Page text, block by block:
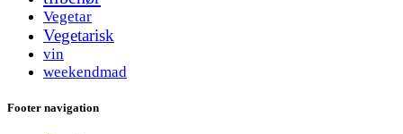
Vegetar
Vegetarisk
vin
weekendmad
Footer navigation